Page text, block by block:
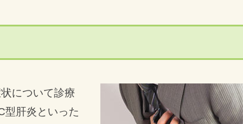
について診療
型肝炎といった